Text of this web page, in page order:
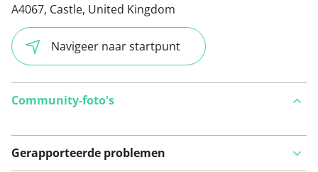
A4067, Castle, United Kingdom
Navigeer naar startpunt
Community-foto's
Gerapporteerde problemen